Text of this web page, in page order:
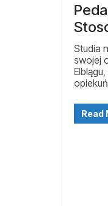
Studia
swojej
Read